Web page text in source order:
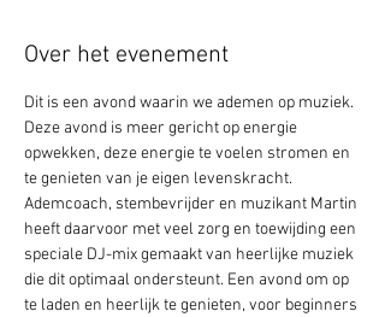
Over het evenement
Dit is een avond waarin we ademen op muziek.
Deze avond is meer gericht op energie
opwekken, deze energie te voelen stromen en
te genieten van je eigen levenskracht.
Ademcoach, stembevrijder en muzikant Martin
heeft daarvoor met veel zorg en toewijding een
speciale DJ-mix gemaakt van heerlijke muziek
die dit optimaal ondersteunt. Een avond om op
te laden en heerlijk te genieten, voor beginners